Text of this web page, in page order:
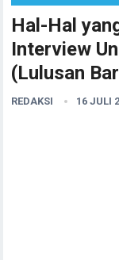
Hal-Hal
Interview
(Lulusan
REDAKSI 16 JULI